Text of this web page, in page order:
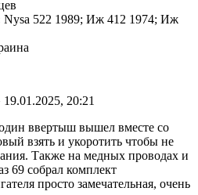
Nysa 522 1989; Иж 412 1974; Иж
19.01.2025, 20:21
ввертыш вышел вместе со
взять и укоротить чтобы не
Также на медных проводах и
69 собрал комплект
просто замечательная, очень